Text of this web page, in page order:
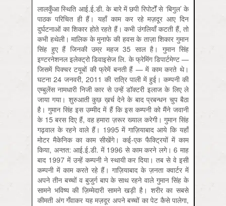
लालकुँआ स्थिति आई.ई.डी. के बारे में छपी रिपोर्टों से ‘बिगुल’ के
पाठक परिचित ही हैं। यहाँ काम कर रहे मज़दूर आए दिन
दुर्घटनाओं का शिकार होते रहते हैं। कभी उंगलियाँ कटती हैं, तो
कभी हथेली। मालिक के मुनाफे की हवस के ताज़ा शिकार गुमान
सिंह हुए हैं जिनकी उम्र महज 35 साल है। गुमान सिंह
इण्टरनेशनल इलेक्ट्रो डिवाइसेज लि. के फ्रेमिंग डिपार्टमेण्ट —
जिसमें पिक्चर टयूबों की फ्रेमें बनती हैं — में काम करते थे।
घटना 24 जनवरी, 2011 की रात्रि पाली में हुई। कम्पनी की
एम्बुलेंस नामधारी निजी कार से उन्हें डॉक्टरी इलाज के लिए ले
जाया गया। शुरुआती कुछ ख़र्च देने के बाद प्रबन्‍धन चुप बैठा
है। गुमान सिंह इस उम्मीद में हैं कि इस कम्पनी को मैंने जवानी
के 15 बरस दिए हैं, वह हमारा ज़रूर ख्याल करेगी। गुमान सिंह
गढ़वाल के रहने वाले हैं। 1995 में गाज़ियाबाद आये कि यहाँ
मोटर मैकेनिक का काम सीखेंगे। कई-एक फैक्ट्रियों में काम
किया, अन्तत: आई.ई.डी. में 1996 से काम करने लगे। 6 माह
बाद 1997 में उन्हें कम्पनी ने स्थायी कर दिया। तब से वे इसी
कम्पनी में काम करते रहे हैं। गाज़ियाबाद के ज़नता क्वार्टर में
अपने तीन बच्चों व बुजुर्ग बाप के साथ रहने वाले गुमान सिंह के
सामने भविष्य की ज़िम्मेदारी सामने खड़ी है। शरीर का सबसे
कीमती अंग गँवाकर यह मज़दूर अपने बच्चों का पेट कैसे पालेगा,